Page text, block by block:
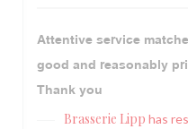
Attentive service
good and reasonably
Thank you
Brasserie Lipp has